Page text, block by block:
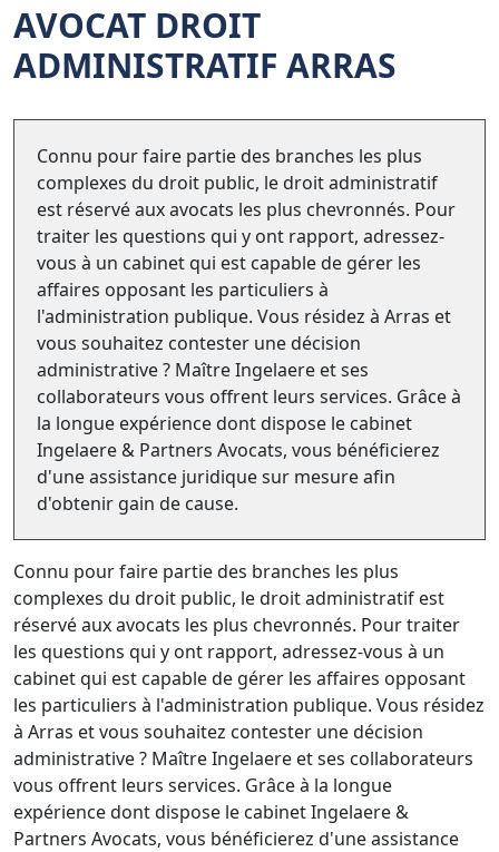
AVOCAT DROIT
ADMINISTRATIF ARRAS
Connu pour faire partie des branches les plus
complexes du droit public, le droit administratif
est réservé aux avocats les plus chevronnés. Pour
traiter les questions qui y ont rapport, adressez-
vous à un cabinet qui est capable de gérer les
affaires opposant les particuliers à
l'administration publique. Vous résidez à Arras et
vous souhaitez contester une décision
administrative ? Maître Ingelaere et ses
collaborateurs vous offrent leurs services. Grâce à
la longue expérience dont dispose le cabinet
Ingelaere & Partners Avocats, vous bénéficierez
d'une assistance juridique sur mesure afin
d'obtenir gain de cause.
Connu pour faire partie des branches les plus
complexes du droit public, le droit administratif est
réservé aux avocats les plus chevronnés. Pour traiter
les questions qui y ont rapport, adressez-vous à un
cabinet qui est capable de gérer les affaires opposant
les particuliers à l'administration publique. Vous résidez
à Arras et vous souhaitez contester une décision
administrative ? Maître Ingelaere et ses collaborateurs
vous offrent leurs services. Grâce à la longue
expérience dont dispose le cabinet Ingelaere &
Partners Avocats, vous bénéficierez d'une assistance